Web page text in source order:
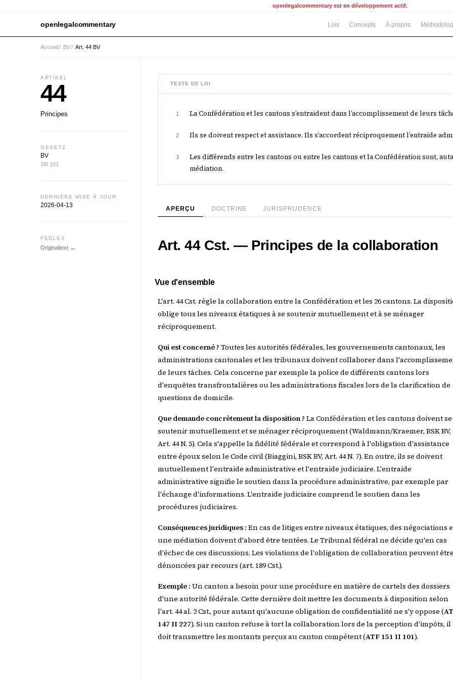
openlegalcommentary est en développement actif.
openlegalcommentary Lois Concepts À propos
Accueil/ BV/ Art. 44 BV
ARTIKEL
44
Principes
GESETZ
BV
SR 101
DERNIÈRE MISE À JOUR
2026-04-13
FEDLEX
Originaltext →
TEXTE DE LOI
1 La Confédération et les cantons s’entraident dans l’accomplissement de leurs
2 Ils se doivent respect et assistance. Ils s’accordent réciproquement l’entraide
3
Les différends entre les cantons ou entre les cantons et la Confédération sont,
médiation.
APERÇU DOCTRINE JURISPRUDENCE
Art. 44 Cst. — Principes de la collaboration
Vue d'ensemble
L'art. 44 Cst. règle la collaboration entre la Confédération et les 26 cantons. La
oblige tous les niveaux étatiques à se soutenir mutuellement et à se ménager
réciproquement.
Qui est concerné ? Toutes les autorités fédérales, les gouvernements cantonaux, les
administrations cantonales et les tribunaux doivent collaborer dans
de leurs tâches. Cela concerne par exemple la police de différents cantons lors
d'enquêtes transfrontalières ou les administrations fiscales lors de la clarification de
questions de domicile.
Que demande concrètement la disposition ? La Confédération et les cantons doivent se
soutenir mutuellement et se ménager réciproquement (Waldmann/Kraemer, BSK BV,
Art. 44 N. 5). Cela s'appelle la fidélité fédérale et correspond à l'obligation d'assistance
entre époux selon le Code civil (Biaggini, BSK BV, Art. 44 N. 7). En outre, ils se doivent
mutuellement l'entraide administrative et l'entraide judiciaire. L'entraide
administrative signifie le soutien dans la procédure administrative, par exemple par
l'échange d'informations. L'entraide judiciaire comprend le soutien dans les
procédures judiciaires.
Conséquences juridiques : En cas de litiges entre niveaux étatiques, des négociations
une médiation doivent d'abord être tentées. Le Tribunal fédéral ne décide qu'en cas
d'échec de ces discussions. Les violations de l'obligation de collaboration peuvent être
dénoncées par recours (art. 189 Cst.).
Exemple : Un canton a besoin pour une procédure en matière de cartels des dossiers
d'une autorité fédérale. Cette dernière doit mettre les documents à disposition selon
l'art. 44 al. 2 Cst., pour autant qu'aucune obligation de confidentialité ne s'y oppose (
147 II 227). Si un canton refuse à tort la collaboration lors de la perception d'impôts, il
doit transmettre les montants perçus au canton compétent (ATF 151 II 101).